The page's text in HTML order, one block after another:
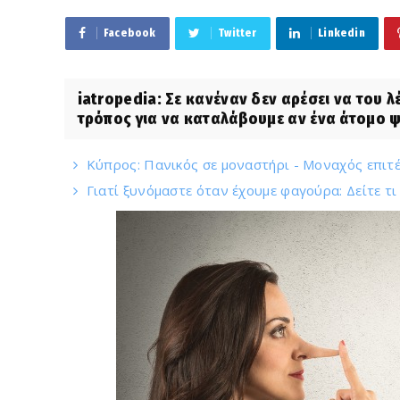
Facebook Twitter Linkedin
iatropedia: Σε κανέναν δεν αρέσει να του
τρόπος για να καταλάβουμε αν ένα άτομο
Κύπρος: Πανικός σε μοναστήρι - Μοναχός
Γιατί ξυνόμαστε όταν έχουμε φαγούρα: Δείτε